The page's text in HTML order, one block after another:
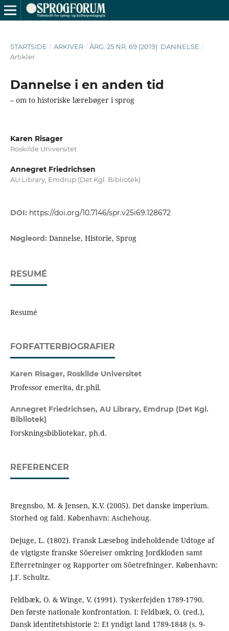
STARTSIDE / ARKIVER / ÅRG. 25 NR. 69 (2019): DANNELSE /
Artikler
Dannelse i en anden tid
– om to historiske lærebøger i sprog
Karen Risager
Roskilde Universitet
Annegret Friedrichsen
AU Library, Emdrup (Det Kgl. Bibliotek)
DOI: https://doi.org/10.7146/spr.v25i69.128672
Nøgleord: Dannelse, Historie, Sprog
RESUMÉ
Resumé
FORFATTERBIOGRAFIER
Karen Risager, Roskilde Universitet
Professor emerita, dr.phil.
Annegret Friedrichsen, AU Library, Emdrup (Det Kgl.
Bibliotek)
Forskningsbibliotekar, ph.d.
REFERENCER
Bregnsbo, M. & Jensen, K.V. (2005). Det danske imperium.
Storhed og fald. København: Aschehoug.
Dejuge, L. (1802). Fransk Læsebog indeholdende Udtoge af
de vigtigste franske Söereiser omkring Jordkloden samt
Efterretninger og Rapporter om Söetrefninger. København:
J.F. Schultz.
Feldbæk, O. & Winge, V. (1991). Tyskerfejden 1789-1790.
Den første nationale konfrontation. I: Feldbæk, O. (red.),
Dansk identitetshistorie 2: Et yndigt land 1789-1848 (s. 9-